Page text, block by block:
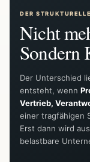
DER
Nicht
Sondern
Der Unterschied
entsteht, wenn
Vertrieb,
einer tragfähigen
Erst dann wird
belastbare